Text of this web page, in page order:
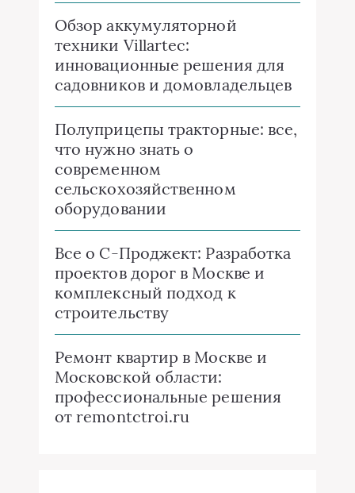
Обзор аккумуляторной
техники Villartec:
инновационные решения для
садовников и домовладельцев
Полуприцепы тракторные: все,
что нужно знать о
современном
сельскохозяйственном
оборудовании
Все о C-Проджект: Разработка
проектов дорог в Москве и
комплексный подход к
строительству
Ремонт квартир в Москве и
Московской области:
профессиональные решения
от remontctroi.ru